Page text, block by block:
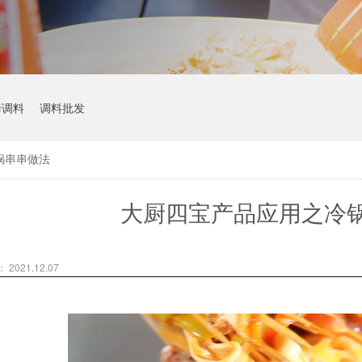
料 调料批发
串串做法
大厨四宝产品应用之冷
2021.12.07